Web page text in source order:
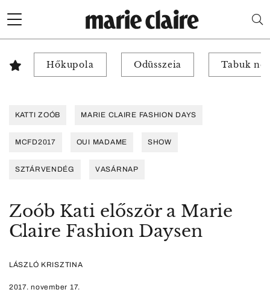
Hőkupola Odüsszeia Tabuk
KATTI ZOÓB MARIE CLAIRE FASHION DAYS
MCFD2017 OUI MADAME SHOW
SZTÁRVENDÉG VASÁRNAP
Zoób Kati először a Marie
Claire Fashion Daysen
LÁSZLÓ KRISZTINA
2017. november 17.